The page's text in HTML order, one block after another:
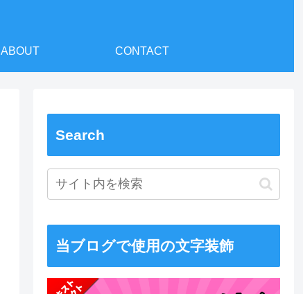
ABOUT CONTACT
Search
当ブログで使用の文字装飾